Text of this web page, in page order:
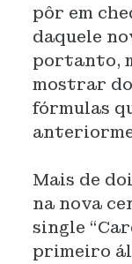
pôr em
daquele
portanto,
mostrar
fórmulas
Mais de
na nova
single
primeiro